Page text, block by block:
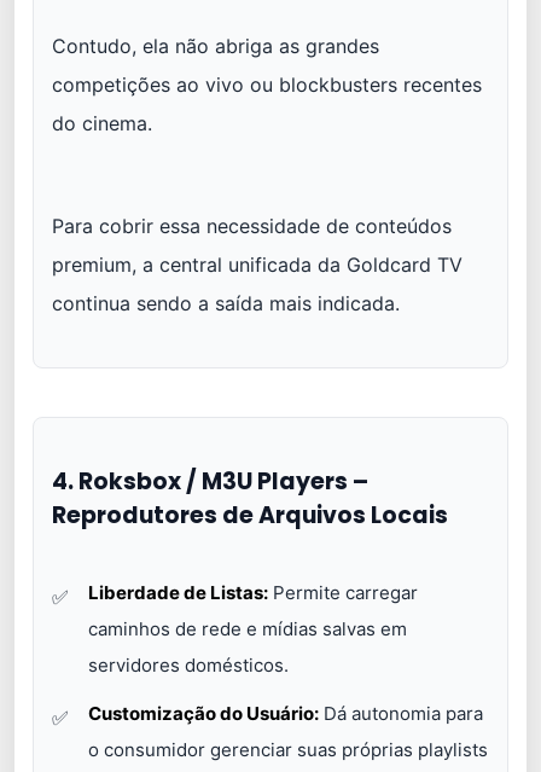
Contudo, ela não abriga as grandes
competições ao vivo ou blockbusters recentes
do cinema.
Para cobrir essa necessidade de conteúdos
premium, a central unificada da Goldcard TV
continua sendo a saída mais indicada.
4. Roksbox / M3U Players –
Reprodutores de Arquivos Locais
Liberdade de Listas: Permite carregar
caminhos de rede e mídias salvas em
servidores domésticos.
Customização do Usuário: Dá autonomia para
o consumidor gerenciar suas próprias playlists